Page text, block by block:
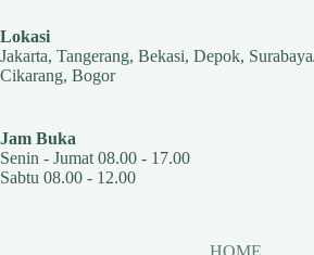
Lokasi
Jakarta, Tangerang, Bekasi, Depok,
Cikarang, Bogor
Jam Buka
Senin - Jumat 08.00 - 17.00
Sabtu 08.00 - 12.00
HOME